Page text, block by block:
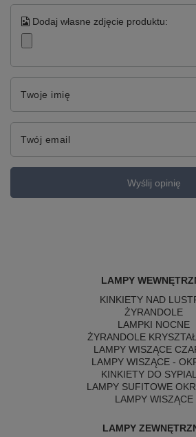
Dodaj własne zdjęcie produktu:
Twoje imię
Twój email
Wyślij opinię
LAMPY
KINKIETY NAD
ŻYRANDOLE
LAMPKI NOCNE
ŻYRANDOLE
LAMPY WISZĄCE
LAMPY WISZĄCE -
KINKIETY DO
LAMPY SUFITOWE
LAMPY WISZĄCE
LAMPY